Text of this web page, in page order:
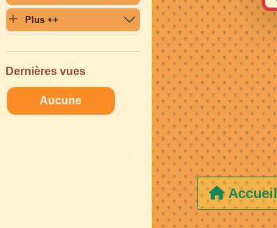
Plus ++
Dernières vues
Aucune
Accueil